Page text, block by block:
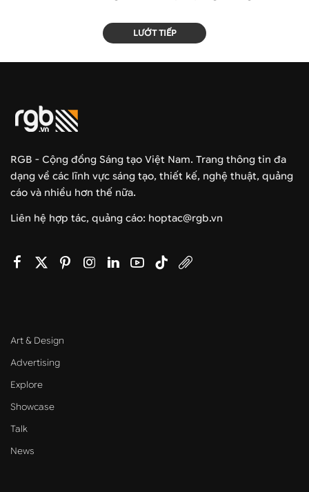
LƯỚT TIẾP
RGB - Cộng đồng Sáng tạo Việt Nam. Trang thông tin đa
dạng về các lĩnh vực sáng tạo, thiết kế, nghệ thuật, quảng
cáo và nhiều hơn thế nữa.
Liên hệ hợp tác, quảng cáo: hoptac@rgb.vn
Art & Design
Advertising
Explore
Showcase
Talk
News